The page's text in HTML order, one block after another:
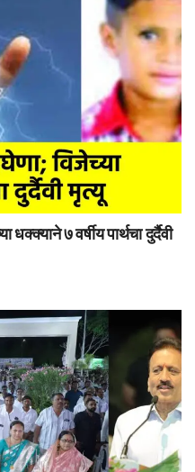
७ वर्षीय पार्थचा दुर्दैवी